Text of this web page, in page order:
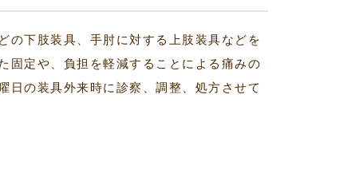
の下肢装具、手肘に対する上肢装具などを
固定や、負担を軽減することによる痛みの
日の装具外来時に診察、調整、処方させて